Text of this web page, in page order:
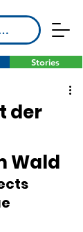
Stories
der
Wald